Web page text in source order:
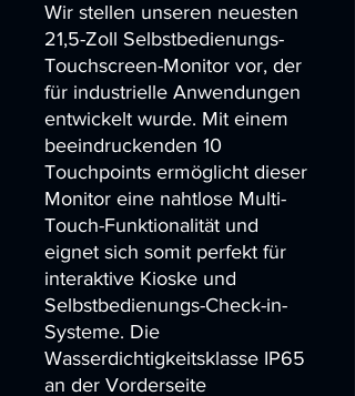
Wir stellen unseren neuesten
21,5-Zoll Selbstbedienungs-
Touchscreen-Monitor vor, der
für industrielle Anwendungen
entwickelt wurde. Mit einem
beeindruckenden 10
Touchpoints ermöglicht dieser
Monitor eine nahtlose Multi-
Touch-Funktionalität und
eignet sich somit perfekt für
interaktive Kioske und
Selbstbedienungs-Check-in-
Systeme. Die
Wasserdichtigkeitsklasse IP65
an der Vorderseite